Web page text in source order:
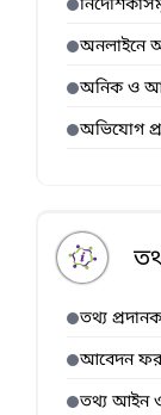
অনলাইনে
অনিক ও
অভিযোগ
তথ্য
আবেদন
তথ্য আইন ও